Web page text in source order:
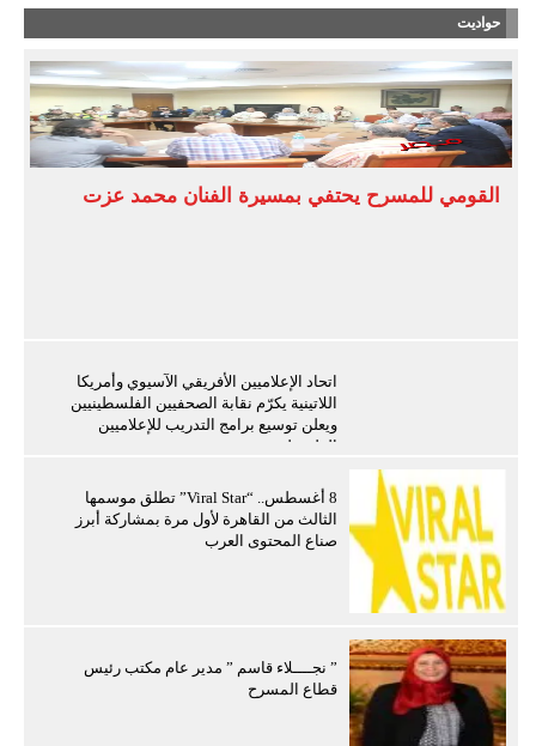
حواديت
القومي للمسرح يحتفي بمسيرة الفنان محمد عزت
اتحاد الإعلاميين الأفريقي الآسيوي وأمريكا
اللاتينية يكرّم نقابة الصحفيين الفلسطينيين
ويعلن توسيع برامج التدريب للإعلاميين
الفلسطينيين
8 أغسطس.. “Viral Star” تطلق موسمها
الثالث من القاهرة لأول مرة بمشاركة أبرز
صناع المحتوى العرب
” نجــــلاء قاسم ” مدير عام مكتب رئيس
قطاع المسرح